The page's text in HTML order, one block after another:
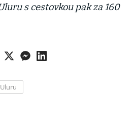
s cestovkou pak za 160
Uluru